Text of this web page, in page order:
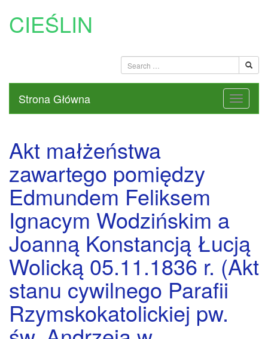
CIEŚLIN
Strona Główna
Akt małżeństwa
zawartego pomiędzy
Edmundem Feliksem
Ignacym Wodzińskim a
Joanną Konstancją Łucją
Wolicką 05.11.1836 r. (Akt
stanu cywilnego Parafii
Rzymskokatolickiej pw.